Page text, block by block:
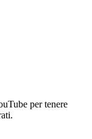
per tenere